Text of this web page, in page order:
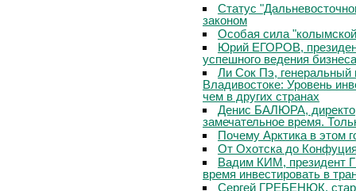
Статус
законом
Особая сила
Юрий ЕГОРОВ,
успешного ведения
Ли Сок Пэ, генеральный
Владивостоке: Уровень
чем в других странах
Денис БАЛЮРА,
замечательное время.
Почему Арктика в этом
От Охотска до
Вадим КИМ, президент
время инвестировать в
Сергей ГРЕБЕНЮК,